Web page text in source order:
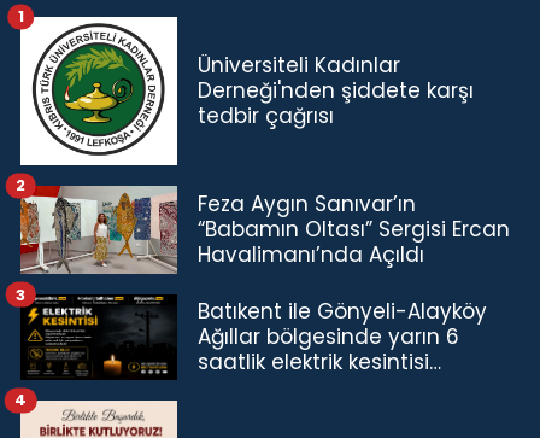
Üniversiteli Kadınlar
Derneği'nden şiddete karşı
tedbir çağrısı
1
Feza Aygın Sanıvar’ın
“Babamın Oltası” Sergisi Ercan
Havalimanı’nda Açıldı
2
Batıkent ile Gönyeli-Alayköy
Ağıllar bölgesinde yarın 6
saatlik elektrik kesintisi…
3
4